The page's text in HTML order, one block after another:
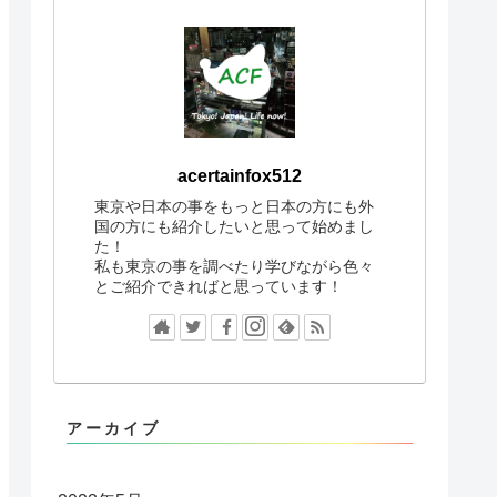
acertainfox512
東京や日本の事をもっと日本の方にも外
国の方にも紹介したいと思って始めまし
た！
私も東京の事を調べたり学びながら色々
とご紹介できればと思っています！
アーカイブ